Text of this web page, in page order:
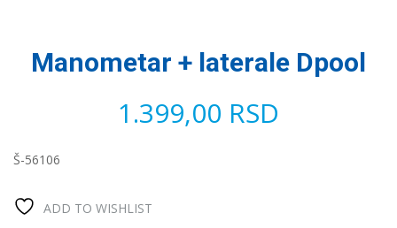
Manometar + laterale Dpool
1.399,00 RSD
Š-56106
ADD TO WISHLIST